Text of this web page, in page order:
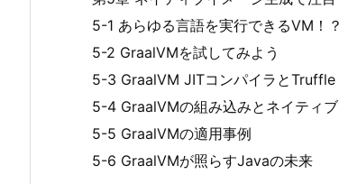
5-1 あらゆる言語を実行できるVM！？
5-2 GraalVMを試してみよう
5-3 GraalVM JITコンパイラとTruffle
5-4 GraalVMの組み込みとネイティ
5-5 GraalVMの適用事例
5-6 GraalVMが照らすJavaの未来